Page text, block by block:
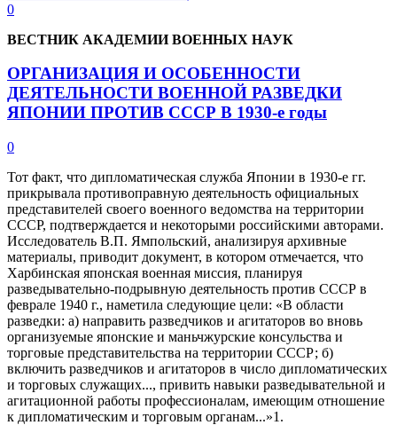
0
ВЕСТНИК АКАДЕМИИ ВОЕННЫХ НАУК
ОРГАНИЗАЦИЯ И ОСОБЕННОСТИ
ДЕЯТЕЛЬНОСТИ ВОЕННОЙ РАЗВЕДКИ
ЯПОНИИ ПРОТИВ СССР В 1930-е годы
0
Тот факт, что дипломатическая служба Японии в 1930-е гг.
прикрывала противоправную деятельность официальных
представителей своего военного ведомства на территории
СССР, подтверждается и некоторыми российскими авторами.
Исследователь В.П. Ямпольский, анализируя архивные
материалы, приводит документ, в котором отмечается, что
Харбинская японская военная миссия, планируя
разведывательно-подрывную деятельность против СССР в
феврале 1940 г., наметила следующие цели: «В области
разведки: а) направить разведчиков и агитаторов во вновь
организуемые японские и маньчжурские консульства и
торговые представительства на территории СССР; б)
включить разведчиков и агитаторов в число дипломатических
и торговых служащих..., привить навыки разведывательной и
агитационной работы профессионалам, имеющим отношение
к дипломатическим и торговым органам...»1.